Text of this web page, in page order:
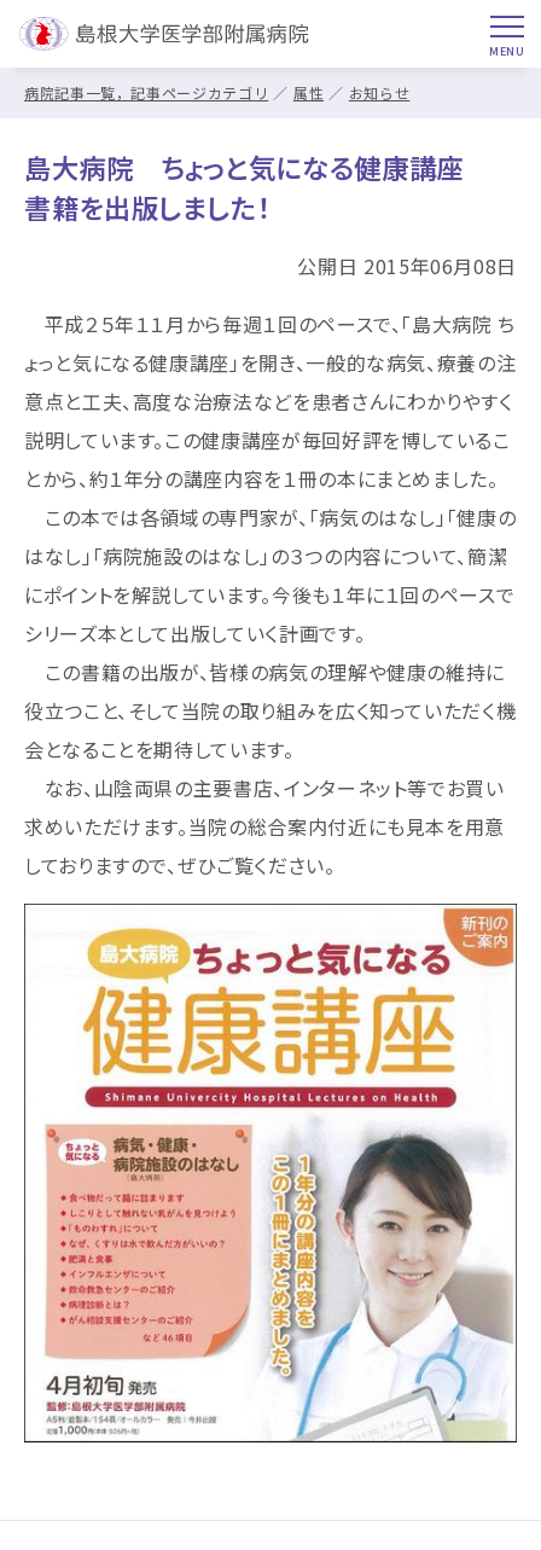
病院記事一覧，記事ページカテゴリ 属性 お知らせ
島大病院 ちょっと気になる健康講座
書籍を出版しました！
公開日 2015年06月08日
平成２５年１１月から毎週１回のペースで、「島大病院 ち
ょっと気になる健康講座」を開き、一般的な病気、療養の注
意点と工夫、高度な治療法などを患者さんにわかりやすく
説明しています。この健康講座が毎回好評を博しているこ
とから、約１年分の講座内容を１冊の本にまとめました。
この本では各領域の専門家が、「病気のはなし」「健康の
はなし」「病院施設のはなし」の３つの内容について、簡潔
にポイントを解説しています。今後も１年に１回のペースで
シリーズ本として出版していく計画です。
この書籍の出版が、皆様の病気の理解や健康の維持に
役立つこと、そして当院の取り組みを広く知っていただく機
会となることを期待しています。
なお、山陰両県の主要書店、インターネット等でお買い
求めいただけます。当院の総合案内付近にも見本を用意
しておりますので、ぜひご覧ください。